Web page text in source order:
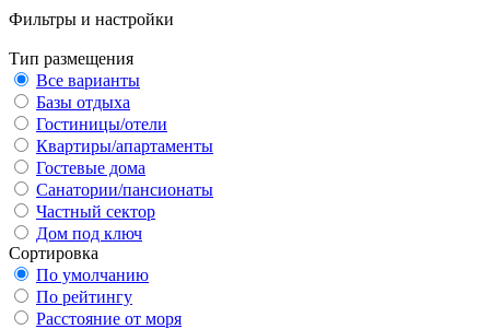
Фильтры и настройки
Тип размещения
Все варианты
Базы отдыха
Гостиницы/отели
Квартиры/апартаменты
Гостевые дома
Санатории/пансионаты
Частный сектор
Дом под ключ
Сортировка
По умолчанию
По рейтингу
Расстояние от моря